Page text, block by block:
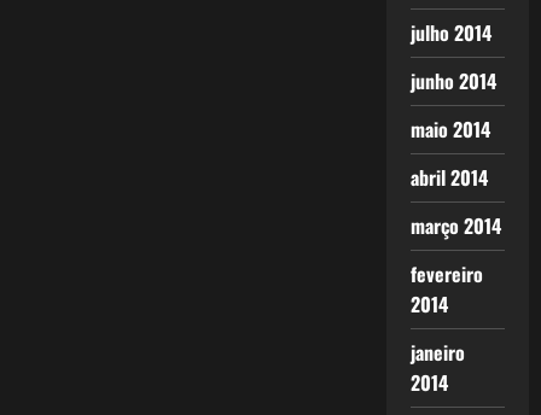
julho 2014
junho 2014
maio 2014
abril 2014
março 2014
fevereiro
2014
janeiro
2014